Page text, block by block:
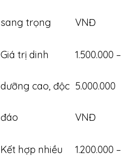
sang trọng VNĐ
Giá trị dinh
dưỡng cao, độc
đáo
1.500.000 –
5.000.000
VNĐ
Kết hợp nhiều 1.200.000 –